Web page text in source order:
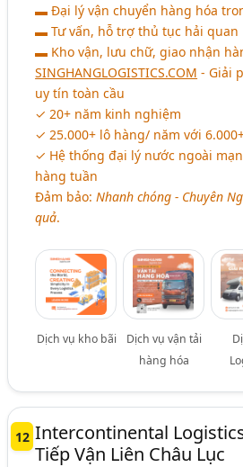
▬ Đại lý vận chuyển hàng hóa
▬ Tư vấn, hỗ trợ thủ tục hải quan
▬ Kho vận, lưu chữ, giao nhận
SINGHANGLOGISTICS.COM - Giải
uy tín toàn cầu
✓ 20+ năm kinh nghiệm
✓ 25.000+ lô hàng/ năm với
✓ Hệ thống đại lý nước ngoài
hàng tuần
Đảm bảo:Nhanh chóng - Chuyên
quả.
Dịch vụ kho bãi
Dịch vụ vận tải
hàng hóa
12 Intercontinental
Tiếp Vận Liên Châu Lục